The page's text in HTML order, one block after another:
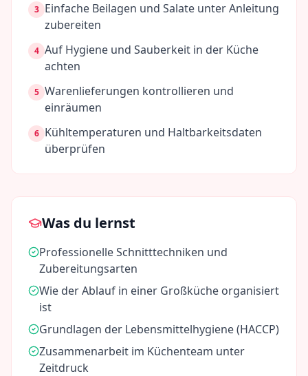
3 Einfache Beilagen und Salate unter Anleitung
zubereiten
4 Auf Hygiene und Sauberkeit in der Küche
achten
5 Warenlieferungen kontrollieren und
einräumen
6 Kühltemperaturen und Haltbarkeitsdaten
überprüfen
Was du lernst
Professionelle Schnitttechniken und
Zubereitungsarten
Wie der Ablauf in einer Großküche organisiert
ist
Grundlagen der Lebensmittelhygiene (HACCP)
Zusammenarbeit im Küchenteam unter
Zeitdruck